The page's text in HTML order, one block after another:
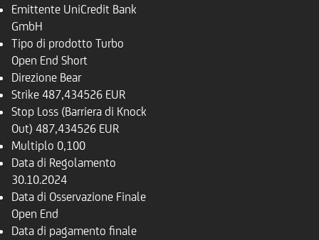
Emittente UniCredit Bank
GmbH
Tipo di prodotto Turbo
Open End Short
Direzione Bear
Strike 487,434526 EUR
Stop Loss (Barriera di Knock
Out) 487,434526 EUR
Multiplo 0,100
Data di Regolamento
30.10.2024
Data di Osservazione Finale
Open End
Data di pagamento finale